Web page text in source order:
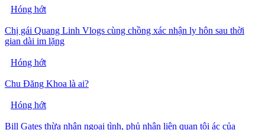
Hóng hớt
Chị gái Quang Linh Vlogs cùng chồng xác nhận ly hôn sau thời
gian dài im lặng
Hóng hớt
Chu Đăng Khoa là ai?
Hóng hớt
Bill Gates thừa nhận ngoại tình, phủ nhận liên quan tội ác của